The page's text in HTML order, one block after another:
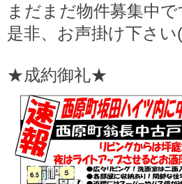
まだまだ物件募集中で
是非、お声掛け下さい
★成約御礼★